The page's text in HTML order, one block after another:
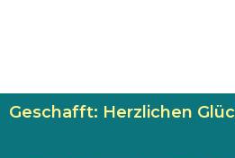
Geschafft: Herzlichen